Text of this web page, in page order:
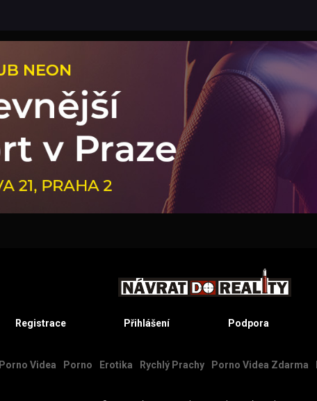
Registrace Přihlášení Podpora
Porno Videa Porno Erotika Rychlý Prachy Porno Videa Zdarma